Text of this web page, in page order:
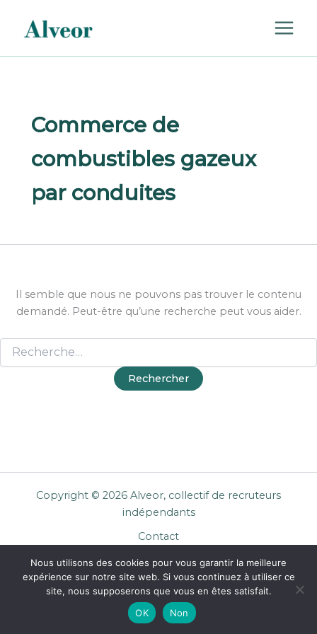
contenu
Commerce de
combustibles gazeux
par conduites
Il semble que nous ne pouvons pas trouver le contenu
demandé. Peut-être qu’une recherche peut vous aider.
Copyright © 2026 Alveor, collectif de recruteurs
indépendants
Contact
Mentions légales
Confidentialité
CGU Entreprises
Nous utilisons des cookies pour vous garantir la meilleure
expérience sur notre site web. Si vous continuez à utiliser ce
site, nous supposerons que vous en êtes satisfait.
OK
Non